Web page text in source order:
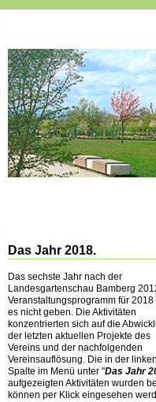
Das Jahr 2018.
Das sechste Jahr nach der
Landesgartenschau Bamberg
Veranstaltungsprogramm für 2018
es nicht geben. Die Aktivitäten
konzentrierten sich auf die
der letzten aktuellen Projekte des
Vereins und der nachfolgenden
Vereinsauflösung. Die in der
Spalte im Menü unter "Das Jahr
aufgezeigten Aktivitäten wurden
können per Klick eingesehen